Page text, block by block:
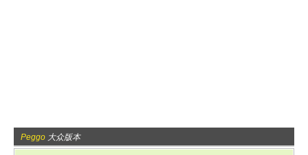
Peggo 大众版本